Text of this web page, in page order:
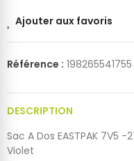
Ajouter aux favoris
Référence : 198265541755
DESCRIPTION
Sac A Dos EASTPAK 7V5 -
Violet